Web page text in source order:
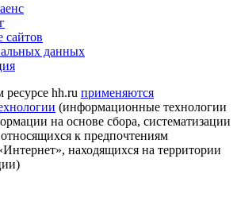
сайтов
данных
hh.ru применяются
(информационные технологии
на основе сбора, систематизации
к предпочтениям
находящихся на территории